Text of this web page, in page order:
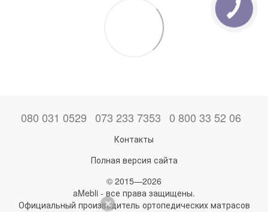
080 031 0529 073 233 7353 0 800 33 52 06
Контакты
Полная версия сайта
© 2015—2026
aMebli - все права защищены.
Официальный производитель ортопедических матрасов